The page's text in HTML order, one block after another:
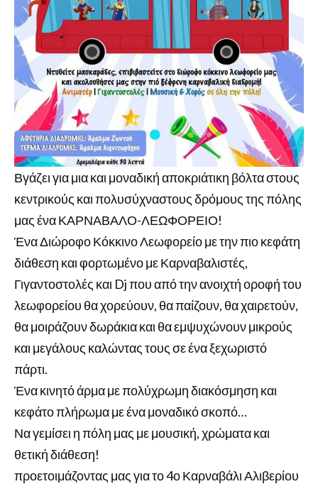
Βγάζει για μια και μοναδική αποκριάτικη βόλτα στους
κεντρικούς και πολυσύχναστους δρόμους της πόλης
μας ένα ΚΑΡΝΑΒΑΛΟ-ΛΕΩΦΟΡΕΙΟ!
Ένα Διώροφο Κόκκινο Λεωφορείο με την πιο κεφάτη
διάθεση και φορτωμένο με Καρναβαλιστές,
Γιγαντοστολές και Dj που από την ανοιχτή οροφή του
λεωφορείου θα χορεύουν, θα παίζουν, θα χαιρετούν,
θα μοιράζουν δωράκια και θα εμψυχώνουν μικρούς
και μεγάλους καλώντας τους σε ένα ξεχωριστό
πάρτι.
Ένα κινητό άρμα με πολύχρωμη διακόσμηση και
κεφάτο πλήρωμα με ένα μοναδικό σκοπό…
Να γεμίσει η πόλη μας με μουσική, χρώματα και
θετική διάθεση!
προετοιμάζοντας μας για το 4ο Καρναβάλι Αλιβερίου